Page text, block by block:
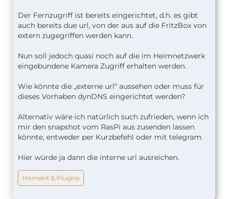
Der Fernzugriff ist bereits eingerichtet, d.h. es gibt
auch bereits due url, von der aus auf die FritzBox von
extern zugegriffen werden kann.
Nun soll jedoch quasi noch auf die im Heimnetzwerk
eingebundene Kamera Zugriff erhalten werden.
Wie könnte die „externe url“ aussehen oder muss für
dieses Vorhaben dynDNS eingerichtet werden?
Alternativ wäre ich natürlich such zufrieden, wenn ich
mir den snapshot vom RasPi aus zusenden lassen
könnte, entweder per Kurzbefehl oder mit telegram.
Hier würde ja dann die interne url ausreichen.
Homekit & Plugins